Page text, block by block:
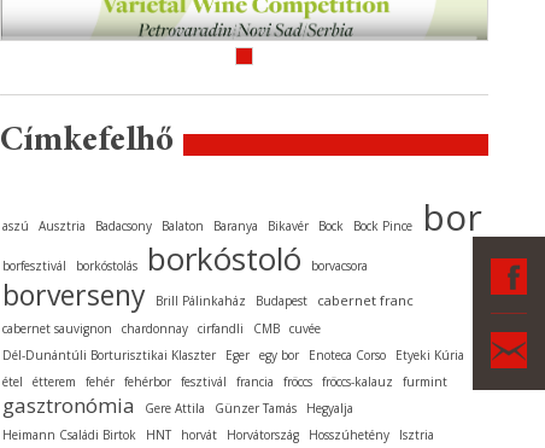
Címkefelhő
aszú Ausztria Badacsony Balaton Baranya Bikavér Bock Bock Pince bor
borfesztivál borkóstolás borkóstoló borvacsora
borverseny Brill Pálinkaház Budapest cabernet franc
cabernet sauvignon chardonnay cirfandli CMB cuvée
Dél-Dunántúli Borturisztikai Klaszter
Eger egy bor Enoteca Corso
Etyeki Kúria
étel
étterem fehér fehérbor fesztivál francia fröccs fröccs-kalauz furmint
gasztronómia Gere Attila Günzer Tamás
Hegyalja
Heimann Családi Birtok
HNT horvát Horvátország Hosszúhetény Isztria